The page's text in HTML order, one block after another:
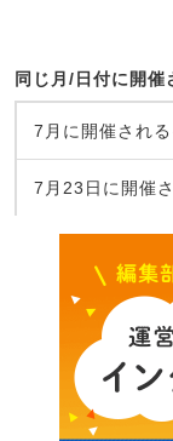
同じ月/日付に開催
7月に開催され
7月23日に開催